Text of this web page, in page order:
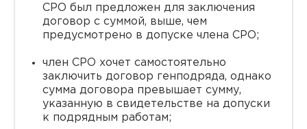
СРО был предложен для заключения
договор с суммой, выше, чем
предусмотрено в допуске члена СРО;
член СРО хочет самостоятельно
заключить договор генподряда, однако
сумма договора превышает сумму,
указанную в свидетельстве на допуски
к подрядным работам;